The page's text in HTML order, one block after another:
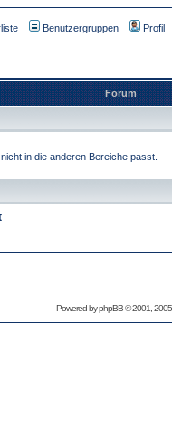
Benutzergruppen Profil
Forum
in die anderen Bereiche passt.
Powered byphpBB© 2001,